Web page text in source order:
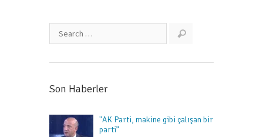
Son Haberler
"AK Parti, makine gibi çalışan bir
parti”